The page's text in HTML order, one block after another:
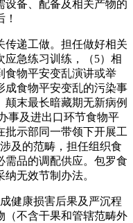
设备、配备及相关产物的
递工做。担任做好相关
应急练习训练，（5）相
食物平安变乱演讲或举
成食物平安变乱的污染事
末最长暗藏期无新病例
事及进出口环节食物平
批示部同一带领下开展工
及的范畴，担任组织食
需品的调配供应。包罗食
无效节制办法。
康损害后果及严沉程
（不含干果和管辖范畴外